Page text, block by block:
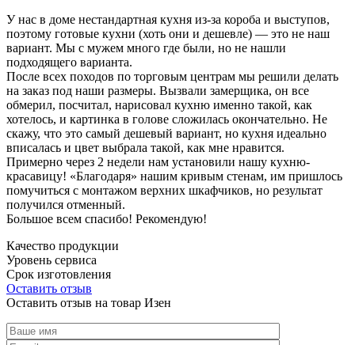
У нас в доме нестандартная кухня из-за короба и выступов,
поэтому готовые кухни (хоть они и дешевле) — это не наш
вариант. Мы с мужем много где были, но не нашли
подходящего варианта.
После всех походов по торговым центрам мы решили делать
на заказ под наши размеры. Вызвали замерщика, он все
обмерил, посчитал, нарисовал кухню именно такой, как
хотелось, и картинка в голове сложилась окончательно. Не
скажу, что это самый дешевый вариант, но кухня идеально
вписалась и цвет выбрала такой, как мне нравится.
Примерно через 2 недели нам установили нашу кухню-
красавицу! «Благодаря» нашим кривым стенам, им пришлось
помучиться с монтажом верхних шкафчиков, но результат
получился отменный.
Большое всем спасибо! Рекомендую!
Качество продукции
Уровень сервиса
Срок изготовления
Оставить отзыв
Оставить отзыв на товар Изен